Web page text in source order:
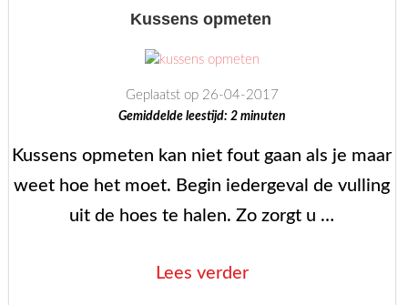
verf?”
Kussens opmeten
Geplaatst op 26-04-2017
Gemiddelde leestijd: 2 minuten
Kussens opmeten kan niet fout gaan als je maar
weet hoe het moet. Begin iedergeval de vulling
uit de hoes te halen. Zo zorgt u …
Lees verder“Kussens